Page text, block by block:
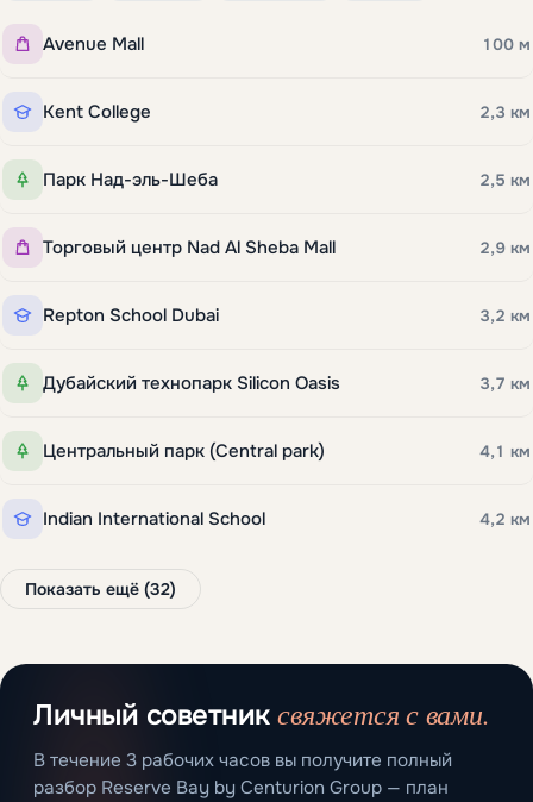
Avenue Mall 100 м
Kent College 2,3 км
Парк Над-эль-Шеба 2,5 км
Торговый центр Nad Al Sheba Mall 2,9 км
Repton School Dubai 3,2 км
Дубайский технопарк Silicon Oasis 3,7 км
Центральный парк (Central park) 4,1 км
Indian International School 4,2 км
Показать ещё (32)
Личный советниксвяжется с вами.
В течение 3 рабочих часов вы получите полный
разбор Reserve Bay by Centurion Group — план